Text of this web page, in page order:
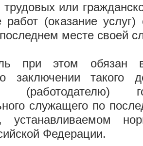
или
работ (оказание
месте своей
при этом обязан
заключении такого
(работодателю)
служащего по
устанавливаемом
Федерации.